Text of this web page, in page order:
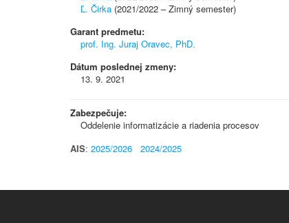
Ľ. Čirka (2021/2022 – Zimný semester)
Garant predmetu:
prof. Ing. Juraj Oravec, PhD.
Dátum poslednej zmeny:
13. 9. 2021
Zabezpečuje:
Oddelenie informatizácie a riadenia procesov
AIS: 2025/2026 2024/2025